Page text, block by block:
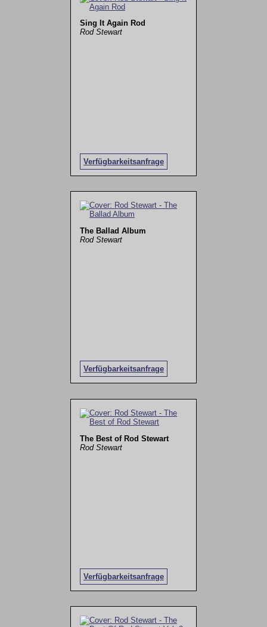
Sing It Again Rod
Rod Stewart
Verfügbarkeitsanfrage
The Ballad Album
Rod Stewart
Verfügbarkeitsanfrage
The Best of Rod Stewart
Rod Stewart
Verfügbarkeitsanfrage